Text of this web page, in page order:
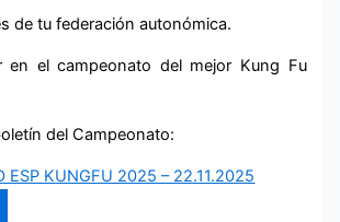
de tu federación autonómica.
en el campeonato del mejor Kung Fu
del Campeonato:
ESP KUNGFU 2025 – 22.11.2025